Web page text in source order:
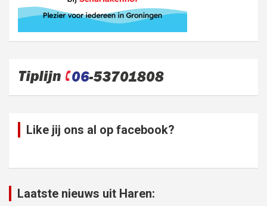
Like jij ons al op facebook?
Laatste nieuws uit Haren: